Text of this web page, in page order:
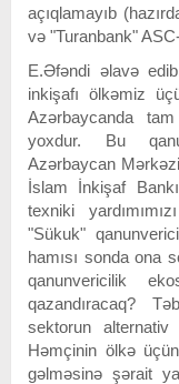
açıqlamayıb
və "Turanbank"
E.Əfəndi əlavə edib
inkişafı ölkəmiz
Azərbaycanda
yoxdur. Bu
Azərbaycan
İslam İnkişaf
texniki
"Sükuk"
hamısı sonda ona
qanunvericilik
qazandıracaq?
sektorun alternativ
Həmçinin ölkə
gəlməsinə şərait